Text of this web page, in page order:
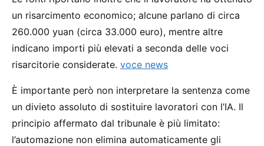
un risarcimento economico; alcune parlano di circa
260.000 yuan (circa 33.000 euro), mentre altre
indicano importi più elevati a seconda delle voci
risarcitorie considerate. voce news
È importante però non interpretare la sentenza come
un divieto assoluto di sostituire lavoratori con l’IA. Il
principio affermato dal tribunale è più limitato:
l’automazione non elimina automaticamente gli